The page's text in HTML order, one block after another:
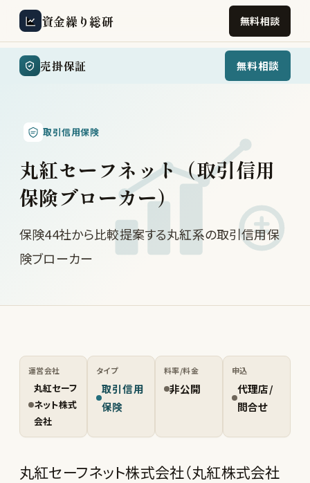
資金繰り総研 無料相談
売掛保証 無料相談
取引信用保険
丸紅セーフネット（取引信用
保険ブローカー）
保険44社から比較提案する丸紅系の取引信用保
険ブローカー
運営会社
丸紅セーフ
ネット株式
会社
タイプ
取引信用
保険
料率/料金
非公開
申込
代理店/
問合せ
丸紅セーフネット株式会社（丸紅株式会社